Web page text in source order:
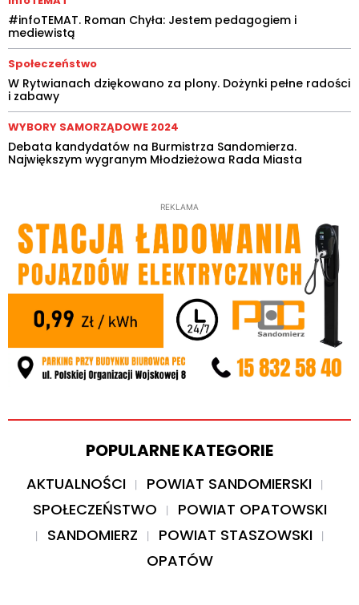
#infoTEMAT. Roman Chyła: Jestem pedagogiem i
mediewistą
Społeczeństwo
W Rytwianach dziękowano za plony. Dożynki pełne radości
i zabawy
WYBORY SAMORZĄDOWE 2024
Debata kandydatów na Burmistrza Sandomierza.
Największym wygranym Młodzieżowa Rada Miasta
REKLAMA
POPULARNE KATEGORIE
AKTUALNOŚCI
POWIAT SANDOMIERSKI
SPOŁECZEŃSTWO
POWIAT OPATOWSKI
SANDOMIERZ
POWIAT STASZOWSKI
OPATÓW